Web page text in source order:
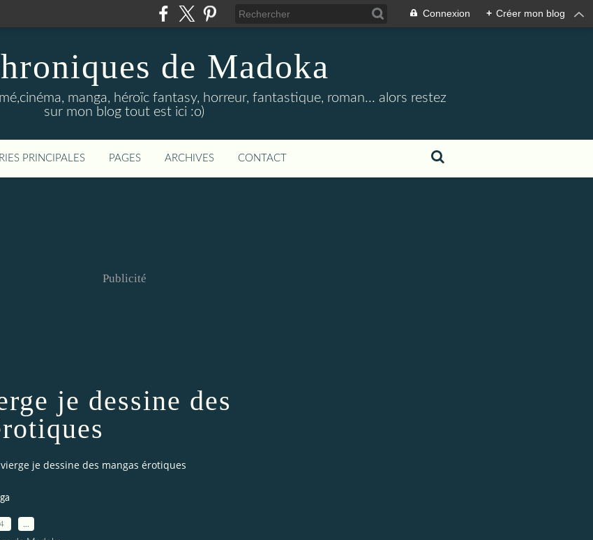
Connexion + Créer mon blog
de Madoka
manga, héroïc fantasy, horreur, fantastique, roman... alors restez
sur mon blog tout est ici :o)
PRINCIPALES PAGES ARCHIVES CONTACT
Publicité
je dessine des
je dessine des mangas érotiques